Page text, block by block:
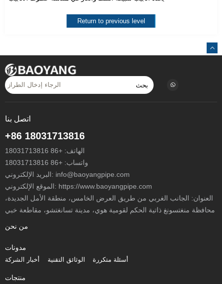
Return to previous level
بحث
اتصل بنا
+86 18031713816
الهاتف: +86 18031713816
واتساب: +86 18031713816
البريد الإلكتروني: info@baoyangpipe.com
الموقع الإلكتروني: https://www.baoyangpipe.com
العنوان: الجانب الغربي من طريق العرض الخامس، منطقة الأمل الجديدة،
محافظة منغتسونغ ذاتية الحكم لقومية هوي، مدينة تسانغتشو، مقاطعة خبي
من نحن
مدونات
أخبار الشركة الوثائق التقنية أسئلة متكررة
منتجات